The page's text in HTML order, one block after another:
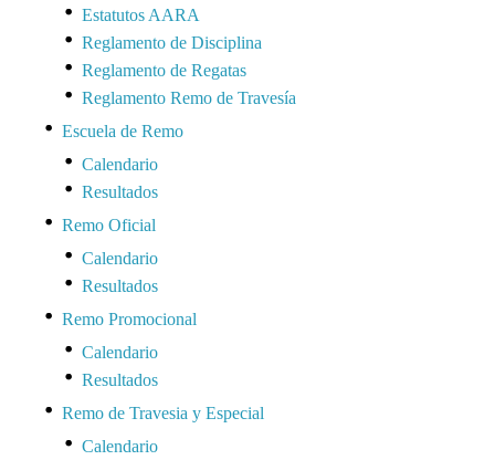
Estatutos AARA
Reglamento de Disciplina
Reglamento de Regatas
Reglamento Remo de Travesía
Escuela de Remo
Calendario
Resultados
Remo Oficial
Calendario
Resultados
Remo Promocional
Calendario
Resultados
Remo de Travesia y Especial
Calendario